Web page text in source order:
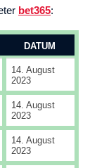
bet365:
DATUM
14. August
2023
14. August
2023
14. August
2023